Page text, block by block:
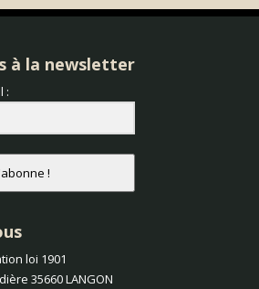
à la newsletter
:
!
loi 1901
35660 LANGON